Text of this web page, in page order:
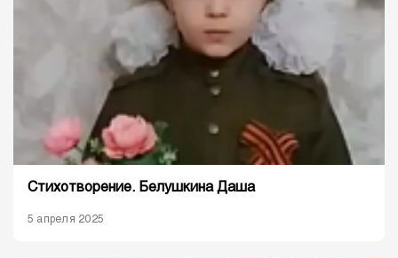
Стихотворение. Белушкина Даша
5 апреля 2025